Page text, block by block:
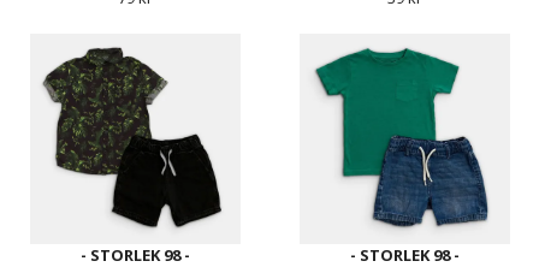
- STORLEK 98 -
- STORLEK 98 -